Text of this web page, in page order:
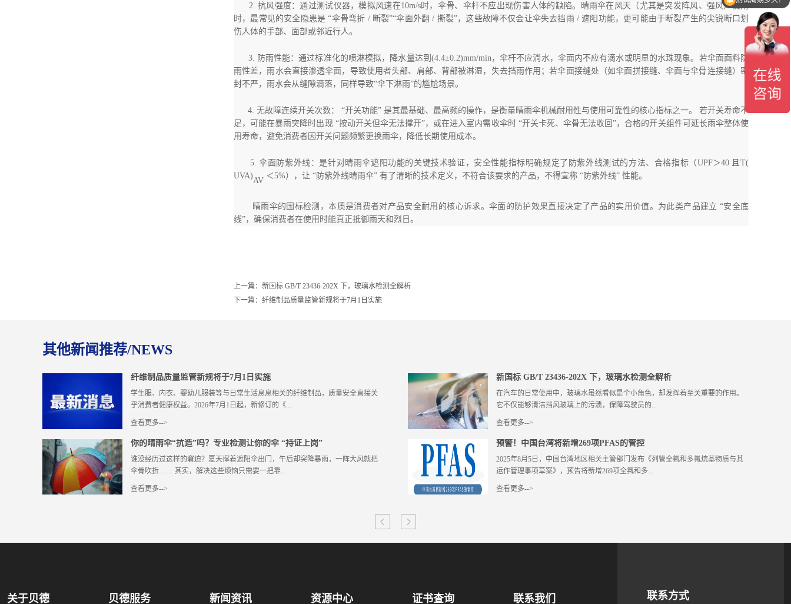
2. 抗风强度：通过测试仪器，模拟风速在10m/s时，伞骨、伞杆不应出现伤害人体的缺陷。晴雨伞在风天（尤其是突发阵风、强风）使用
时，最常见的安全隐患是 “伞骨弯折 / 断裂”“伞面外翻 / 撕裂”，这些故障不仅会让伞失去挡雨 / 遮阳功能，更可能由于断裂产生的尖锐断口划
伤人体的手部、面部或邻近行人。
3. 防雨性能：通过标准化的喷淋模拟，降水量达到(4.4±0.2)mm/min，伞杆不应淌水，伞面内不应有滴水或明显的水珠现象。若伞面面料防
雨性差，雨水会直接渗透伞面，导致使用者头部、肩部、背部被淋湿，失去挡雨作用；若伞面接缝处（如伞面拼接缝、伞面与伞骨连接缝）密
封不严，雨水会从缝隙滴落，同样导致“伞下淋雨”的尴尬场景。
4. 无故障连续开关次数： “开关功能” 是其最基础、最高频的操作，是衡量晴雨伞机械耐用性与使用可靠性的核心指标之一。 若开关寿命不
足，可能在暴雨突降时出现 “按动开关但伞无法撑开”，或在进入室内需收伞时 “开关卡死、伞骨无法收回”，合格的开关组件可延长雨伞整体使
用寿命，避免消费者因开关问题频繁更换雨伞，降低长期使用成本。
5. 伞面防紫外线：是针对晴雨伞遮阳功能的关键技术验证，安全性能指标明确规定了防紫外线测试的方法、合格指标（UPF＞40 且T(
UVA)
AV
＜5%），让 “防紫外线晴雨伞” 有了清晰的技术定义，不符合该要求的产品，不得宣称 “防紫外线” 性能。
晴雨伞的国标检测，本质是消费者对产品安全耐用的核心诉求。伞面的防护效果直接决定了产品的实用价值。为此类产品建立 “安全底
线”，确保消费者在使用时能真正抵御雨天和烈日。
上一篇： 新国标 GB/T 23436-202X 下，玻璃水检测全解析
下一篇： 纤维制品质量监管新规将于7月1日实施
其他新闻推荐/NEWS
纤维制品质量监管新规将于7月1日实施
学生服、内衣、婴幼儿服装等与日常生活息息相关的纤维制品，质量安全直接关
乎消费者健康权益。2026年7月1日起，新修订的《...
纤维制品质量监督管理办法》（以下简称《办法》）将正式施行，同步落地的还
核心要点 一、适用范围全面扩容 新规将监管边界从原有“絮用纤维制品、学生
服、面料”三类，扩大至所有生活用纤维制品和非生活用絮用纤维制品，实现全品
类覆盖。 同时明确一次性使用卫生用品、玻璃纤维制品、碳纤维制品等特殊用途
的其他禁止用于生活用絮用纤维制品填充物、铺垫物原料的物质； • 内衣、婴幼
查看更多-->
你的晴雨伞“抗造”吗？专业检测让你的伞 “持证上岗”
谁没经历过这样的窘迫？夏天撑着遮阳伞出门，午后却突降暴雨，一阵大风就把
伞骨吹折…… 其实，解决这些烦恼只需要一把靠...
雨”，伞面材质通常注重防水性，但防晒能力弱，晴天使用无法阻隔紫外线，甚至
可能因材质透光导致闷热。遮阳伞的核心作用是 “防晒”，伞面会添加防晒涂层
持式伞和固定式伞伞类产品，不适用于儿童伞。 GB/T 23147-2018《晴雨伞》：
查看更多-->
新国标 GB/T 23436-202X 下，玻璃水检测全解析
在汽车的日常使用中，玻璃水虽然看似是个小角色，却发挥着至关重要的作用。
它不仅能够清洁挡风玻璃上的污渍，保障驾驶员的...
视线清晰，还对汽车的相关部件有着保护作用。而新国标 GB/T 23436 - 202X 的
了解一下新国标下的玻璃水检测。 新国标出台背景 国家标准 GB/T 23436 -
2009《汽车风窗玻璃清洗液》自首次发布实施的 15 年间，为行业的生产、使用
及市场监管提供了重要依据。但随着汽车化学品行业快速发展以及绿色低碳环保
标对不同类型玻璃水的冰点做出了严格规定。 3.腐蚀性测试： 玻璃水需要与汽车
查看更多-->
预警！中国台湾将新增269项PFAS的管控
2025年8月5日，中国台湾地区相关主管部门发布《列管全氟和多氟烷基物质与其
运作管理事项草案》，预告将新增269项全氟和多...
万种，其物质形态各异且应用范围广泛。其中部分PFAS，如全氟辛酸
一步实现预防性管理，针对目前未受管控的PFAS，相关主管部门计划新增“列管
全氟及多氟烷基物质与其运作管理事项”，拟根据不同物质形态和运营风险，对这
查看更多-->
关于贝德 贝德服务 新闻资讯 资源中心 证书查询 联系我们 联系方式